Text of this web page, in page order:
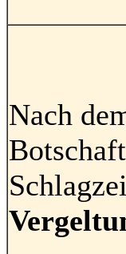
Nach